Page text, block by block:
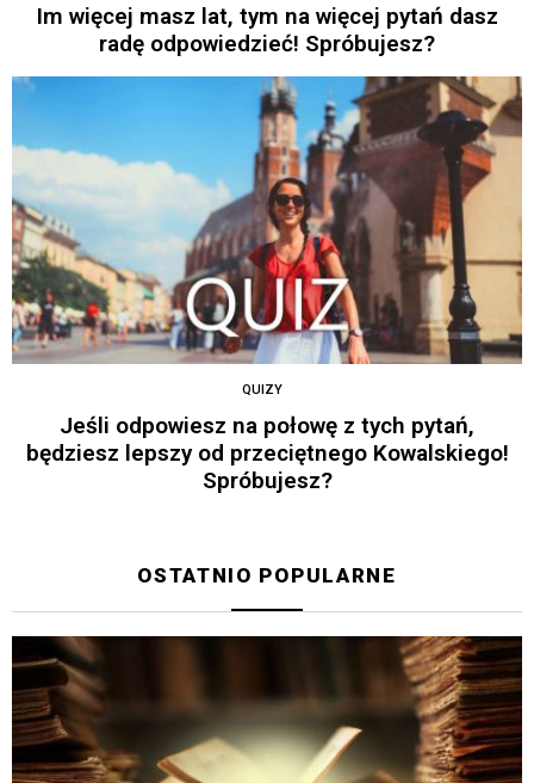
Im więcej masz lat, tym na więcej pytań dasz
radę odpowiedzieć! Spróbujesz?
QUIZY
Jeśli odpowiesz na połowę z tych pytań,
będziesz lepszy od przeciętnego Kowalskiego!
Spróbujesz?
OSTATNIO POPULARNE